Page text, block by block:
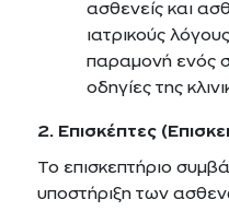
ασθενείς και
ιατρικούς
παραμονή ενός
οδηγίες της
2. Επισκέπτες
Το επισκεπτήριο
υποστήριξη των